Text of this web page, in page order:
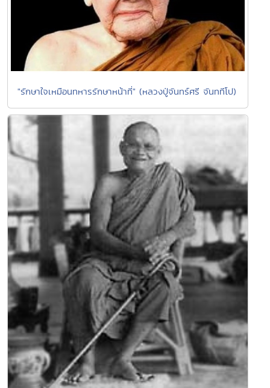
"รักษาใจเหมือนทหารรักษาหน้าที่" (หลวงปู่จันทร์ศรี จันททีโป)